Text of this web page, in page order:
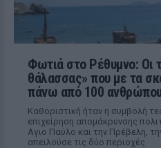
Φωτιά στο Ρέθυμνο: Οι
θάλασσας» που με τα
πάνω από 100
Καθοριστική ήταν η συμβολή
επιχείρηση απομάκρυνσης
Αγιο Παύλο και την Πρέβελη,
απειλούσε τις δύο περιοχές